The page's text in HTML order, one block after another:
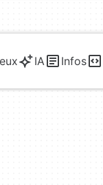
IA Infos